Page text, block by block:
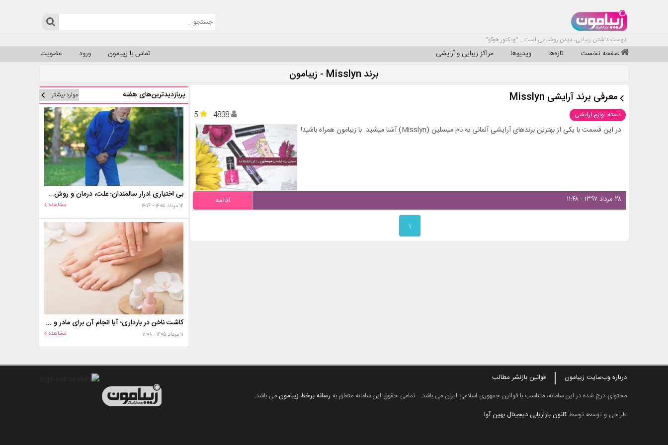
دوست داشتن زیبایی، دیدن روشنایی است... "ویکتور هوگو"
صفحه نخست تازه‌ها ویدیوها مراکز زیبایی و آرایشی عضویت ورود تماس با زیبامون
برند Misslyn - زیبامون
معرفی برند آرایشی Misslyn
دسته: لوازم آرایشی 5
4838
در این قسمت با یکی از بهترین برندهای آرایشی آلمانی به نام میسلین (Misslyn) آشنا میشید. با زیبامون همراه باشید!
۲۸ مرداد ۱۳۹۷ - ۱۱:۴۸ ادامه
۱
پربازدیدترین‌های هفته موارد بیشتر
بی اختیاری ادرار سالمندان؛ علت، درمان و روش‌های کنترل در منزل
۱۲ مرداد ۱۴۰۵ - ۱۴:۱۶ مشاهده
کاشت ناخن در بارداری؛ آیا انجام آن برای مادر و جنین خطر دارد؟
۱۱ مرداد ۱۴۰۵ - ۱۱:۰۸ مشاهده
درباره وب‌سایت زیبامون
قوانین بازنشر مطالب
محتوای درج شده در این سامانه، متناسب با قوانین جمهوری اسلامی ایران می باشد. تمامی حقوق این سامانه متعلق به رسانه برخط زیبامونمی باشد.
طراحی و توسعه توسطکانون بازاریابی دیجیتال بهین آوا